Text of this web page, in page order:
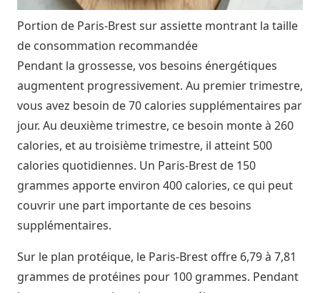
Portion de Paris-Brest sur assiette montrant la taille
de consommation recommandée
Pendant la grossesse, vos besoins énergétiques
augmentent progressivement. Au premier trimestre,
vous avez besoin de 70 calories supplémentaires par
jour. Au deuxième trimestre, ce besoin monte à 260
calories, et au troisième trimestre, il atteint 500
calories quotidiennes. Un Paris-Brest de 150
grammes apporte environ 400 calories, ce qui peut
couvrir une part importante de ces besoins
supplémentaires.
Sur le plan protéique, le Paris-Brest offre 6,79 à 7,81
grammes de protéines pour 100 grammes. Pendant